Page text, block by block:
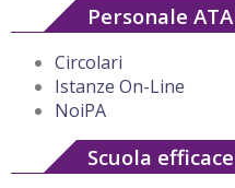
Personale ATA
Circolari
Istanze On-Line
NoiPA
Scuola efficace